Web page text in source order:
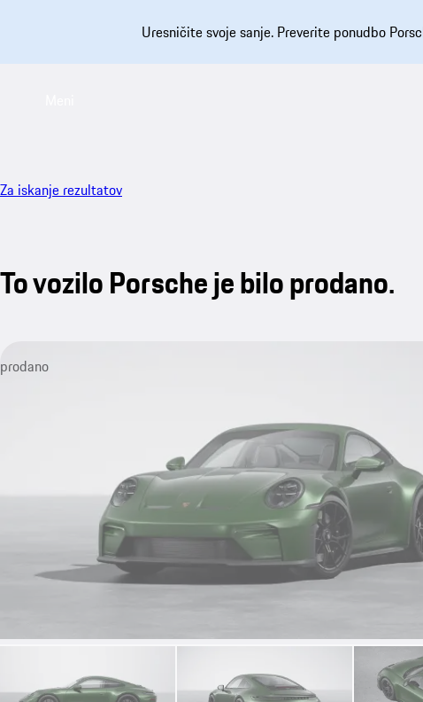
Uresničite svoje sanje. Preverite ponudbo
Za iskanje rezultatov
To vozilo Porsche je bilo prodano.
prodano